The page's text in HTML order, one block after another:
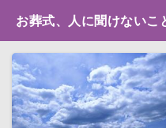
お葬式、人に聞けないこ